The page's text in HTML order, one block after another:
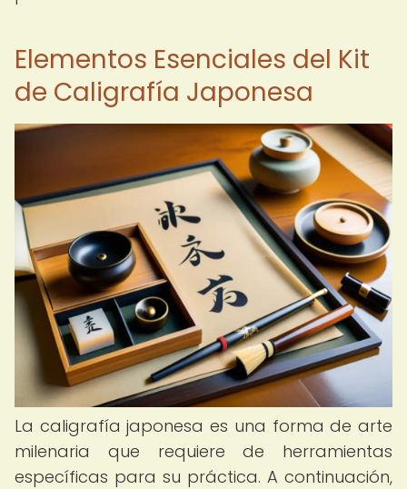
Elementos Esenciales del Kit
de Caligrafía Japonesa
La caligrafía japonesa es una forma de arte
milenaria que requiere de herramientas
específicas para su práctica. A continuación,